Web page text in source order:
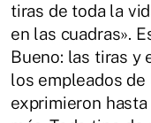
tiras de toda la
en las cuadras».
Bueno: las tiras y
los empleados
exprimieron